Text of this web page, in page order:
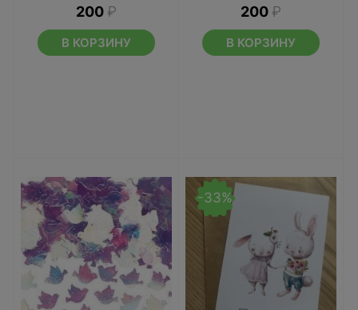
200 ₽
В КОРЗИНУ
200 ₽
В КОРЗИНУ
-33%